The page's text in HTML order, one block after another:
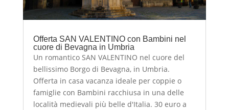
Offerta SAN VALENTINO con Bambini nel
cuore di Bevagna in Umbria
Un romantico SAN VALENTINO nel cuore del
bellissimo Borgo di Bevagna, in Umbria.
Offerta in casa vacanza ideale per coppie o
famiglie con Bambini racchiusa in una delle
località medievali più belle d'Italia. 30 euro a